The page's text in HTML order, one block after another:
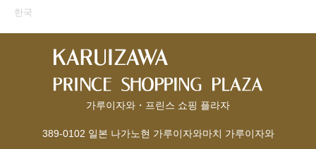
한국
가루이자와・프린스 쇼핑 플라자
389-0102 일본 나가노현 가루이자와마치 가루이자와